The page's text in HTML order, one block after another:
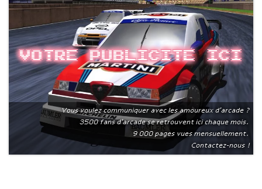
Votre publicite ici
Vous voulez communiquer avec les amoureux d'arcade ?
3500 fans d'arcade se retrouvent ici chaque mois.
9 000 pages vues mensuellement.
Contactez-nous !